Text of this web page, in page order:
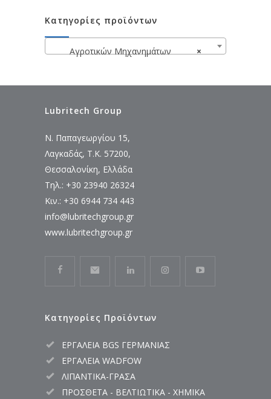
Κατηγορίες προϊόντων
×
Αγροτικών Μηχανημάτων
Lubritech Group
Ν. Παπαγεωργίου 15,
Λαγκαδάς, Τ.Κ. 57200,
Θεσσαλονίκη, Ελλάδα
Τηλ.: +30 23940 26324
Κιν.: +30 6944 734 443
info@lubritechgroup.gr
www.lubritechgroup.gr
Κατηγορίες Προϊόντων
ΕΡΓΑΛΕΙΑ BGS ΓΕΡΜΑΝΙΑΣ
ΕΡΓΑΛΕΙΑ WADFOW
ΛΙΠΑΝΤΙΚΑ-ΓΡΑΣΑ
ΠΡΟΣΘΕΤΑ - ΒΕΛΤΙΩΤΙΚΑ - ΧΗΜΙΚΑ